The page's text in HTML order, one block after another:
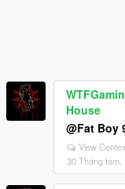
House
@Fat Boy
View
30 Tháng tám,